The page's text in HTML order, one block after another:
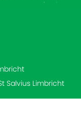
Salvius Limbricht